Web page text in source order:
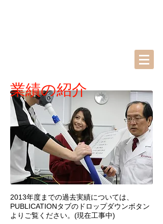
業績の紹介
2013年度までの過去実績については、
PUBLICATIONタブのドロップダウンボタン
よりご覧ください。(現在工事中)